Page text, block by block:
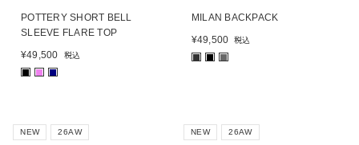
POTTERY SHORT BELL
SLEEVE FLARE TOP
¥49,500 税込
MILAN BACKPACK
¥49,500 税込
NEW 26AW NEW 26AW